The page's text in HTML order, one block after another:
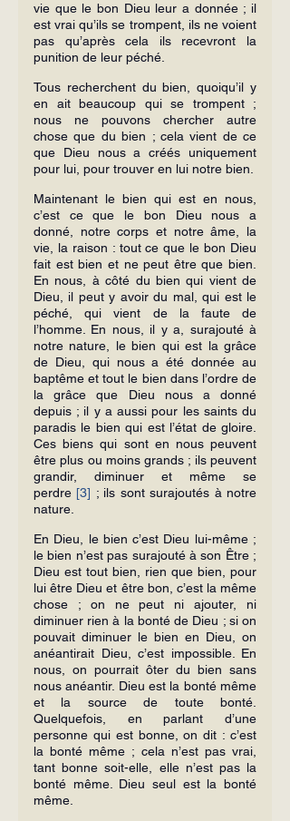
vie que le bon Dieu leur a donnée ; il
est vrai qu’ils se trompent, ils ne voient
pas qu’après cela ils recevront la
punition de leur péché.
Tous recherchent du bien, quoiqu’il y
en ait beaucoup qui se trompent ;
nous ne pouvons chercher autre
chose que du bien ; cela vient de ce
que Dieu nous a créés uniquement
pour lui, pour trouver en lui notre bien.
Maintenant le bien qui est en nous,
c’est ce que le bon Dieu nous a
donné, notre corps et notre âme, la
vie, la raison : tout ce que le bon Dieu
fait est bien et ne peut être que bien.
En nous, à côté du bien qui vient de
Dieu, il peut y avoir du mal, qui est le
péché, qui vient de la faute de
l’homme. En nous, il y a, surajouté à
notre nature, le bien qui est la grâce
de Dieu, qui nous a été donnée au
baptême et tout le bien dans l’ordre de
la grâce que Dieu nous a donné
depuis ; il y a aussi pour les saints du
paradis le bien qui est l’état de gloire.
Ces biens qui sont en nous peuvent
être plus ou moins grands ; ils peuvent
grandir, diminuer et même se
perdre [3] ; ils sont surajoutés à notre
nature.
En Dieu, le bien c’est Dieu lui-même ;
le bien n’est pas surajouté à son Être ;
Dieu est tout bien, rien que bien, pour
lui être Dieu et être bon, c’est la même
chose ; on ne peut ni ajouter, ni
diminuer rien à la bonté de Dieu ; si on
pouvait diminuer le bien en Dieu, on
anéantirait Dieu, c’est impossible. En
nous, on pourrait ôter du bien sans
nous anéantir. Dieu est la bonté même
et la source de toute bonté.
Quelquefois, en parlant d’une
personne qui est bonne, on dit : c’est
la bonté même ; cela n’est pas vrai,
tant bonne soit-elle, elle n’est pas la
bonté même. Dieu seul est la bonté
même.